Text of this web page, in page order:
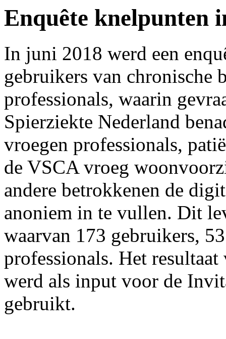
Enquête knelpunten
In juni 2018 werd een
gebruikers van chronische
professionals, waarin
Spierziekte Nederland
vroegen professionals,
de VSCA vroeg
andere betrokkenen de
anoniem in te vullen. Dit
waarvan 173 gebruikers,
professionals. Het
werd als input voor de
gebruikt.